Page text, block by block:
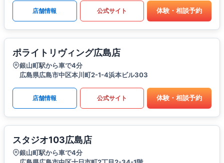
店舗情報 公式サイト 体験・相談予約
ポライトリヴィング広島店
銀山町駅から車で4分
広島県広島市中区本川町2-1-4浜本ビル303
店舗情報 公式サイト 体験・相談予約
スタジオ103広島店
銀山町駅から車で4分